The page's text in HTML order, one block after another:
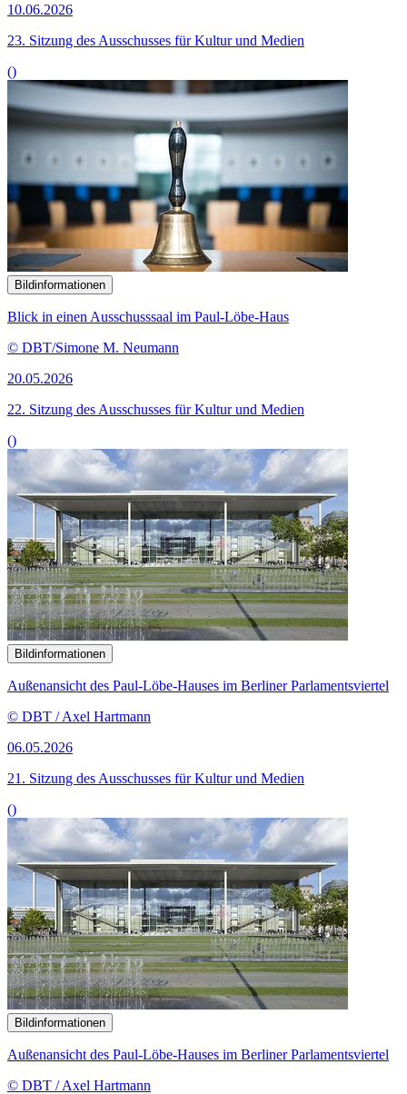
10.06.2026
23. Sitzung des Ausschusses für Kultur und Medien
()
Bildinformationen
Blick in einen Ausschusssaal im Paul-Löbe-Haus
© DBT/Simone M. Neumann
20.05.2026
22. Sitzung des Ausschusses für Kultur und Medien
()
Bildinformationen
Außenansicht des Paul-Löbe-Hauses im Berliner Parlamentsviertel
© DBT / Axel Hartmann
06.05.2026
21. Sitzung des Ausschusses für Kultur und Medien
()
Bildinformationen
Außenansicht des Paul-Löbe-Hauses im Berliner Parlamentsviertel
© DBT / Axel Hartmann